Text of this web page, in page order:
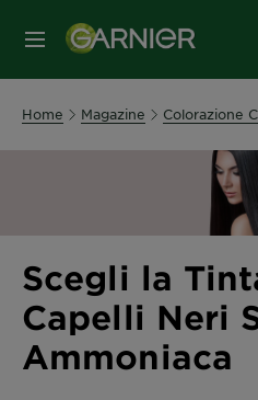
MENU
Home Magazine Colorazione
Scegli la
Capelli Neri
Ammoniaca